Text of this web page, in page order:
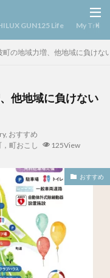
GUN125 Life My Trivia
町の地域力増、他地域に負けな
他地域に負けない
, おすすめ
町おこし
125View
おすすめ